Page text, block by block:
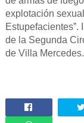
explotación
Estupefacientes”.
de la Segunda
de Villa Mercedes.